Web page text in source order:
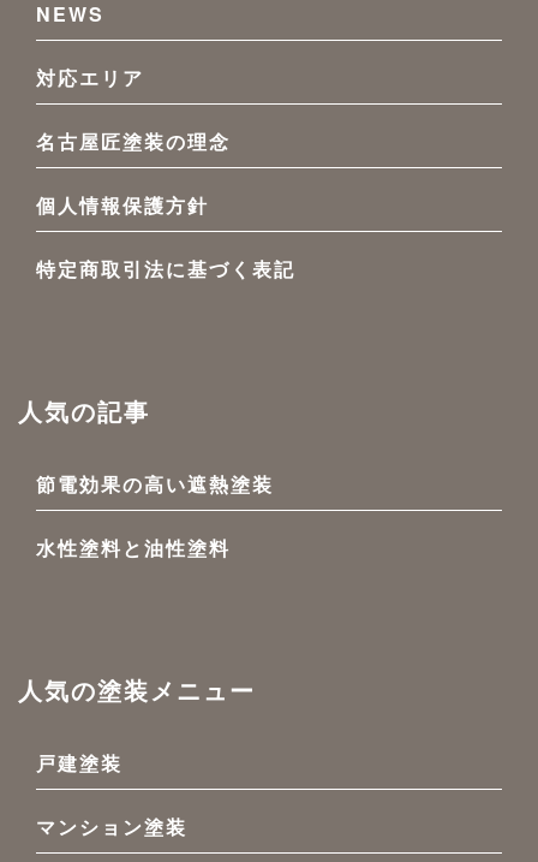
NEWS
対応エリア
名古屋匠塗装の理念
個人情報保護方針
特定商取引法に基づく表記
人気の記事
節電効果の高い遮熱塗装
水性塗料と油性塗料
人気の塗装メニュー
戸建塗装
マンション塗装